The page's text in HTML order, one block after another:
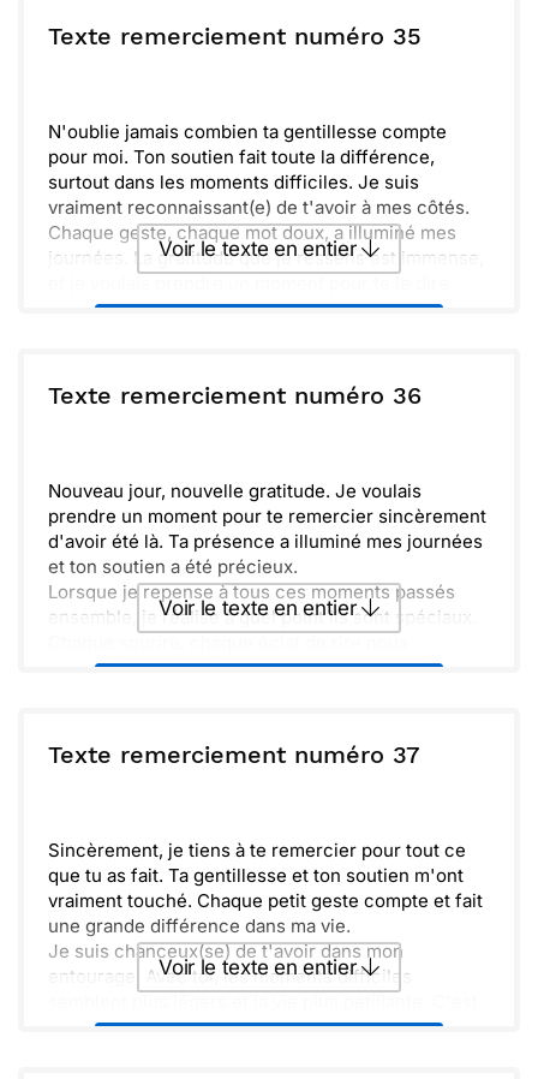
ou : Copier Recevoir par mail
Texte remerciement numéro 35
N'oublie jamais combien ta gentillesse compte
pour moi. Ton soutien fait toute la différence,
surtout dans les moments difficiles. Je suis
vraiment reconnaissant(e) de t'avoir à mes côtés.
Chaque geste, chaque mot doux, a illuminé mes
journées. La gratitude que je ressens est immense,
Merci encore pour tout. Ta présence dans ma vie
Voir le texte en entier
ou : Copier Recevoir par mail
Texte remerciement numéro 36
Nouveau jour, nouvelle gratitude. Je voulais
prendre un moment pour te remercier sincèrement
d'avoir été là. Ta présence a illuminé mes journées
et ton soutien a été précieux.
Lorsque je repense à tous ces moments passés
ensemble, je réalise à quel point ils sont spéciaux.
rapproche un peu plus.
pour partager encore plus de souvenirs. Prends
soin de toi et à très vite !
Voir le texte en entier
ou : Copier Recevoir par mail
Texte remerciement numéro 37
Sincèrement, je tiens à te remercier pour tout ce
que tu as fait. Ta gentillesse et ton soutien m'ont
vraiment touché. Chaque petit geste compte et fait
une grande différence dans ma vie.
Je suis chanceux(se) de t'avoir dans mon
entourage. Avec toi, les moments difficiles
un vrai bonheur de partager des instants avec toi.
Voir le texte en entier